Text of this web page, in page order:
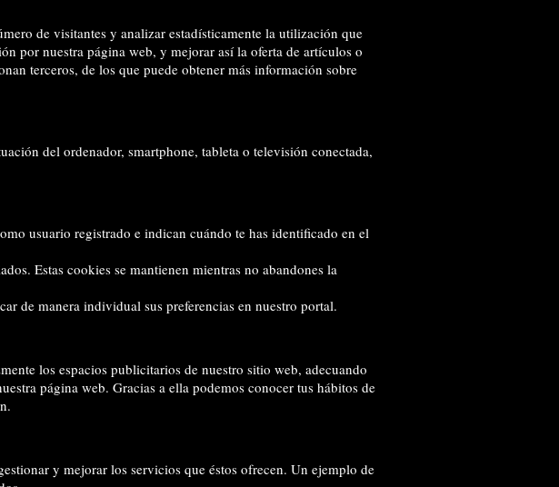
de visitantes y analizar estadísticamente la utilización que
por nuestra página web, y mejorar así la oferta de artículos o
terceros, de los que puede obtener más información sobre
del ordenador, smartphone, tableta o televisión conectada,
usuario registrado e indican cuándo te has identificado en el
Estas cookies se mantienen mientras no abandones la
de manera individual sus preferencias en nuestro portal.
los espacios publicitarios de nuestro sitio web, adecuando
página web. Gracias a ella podemos conocer tus hábitos de
y mejorar los servicios que éstos ofrecen. Un ejemplo de